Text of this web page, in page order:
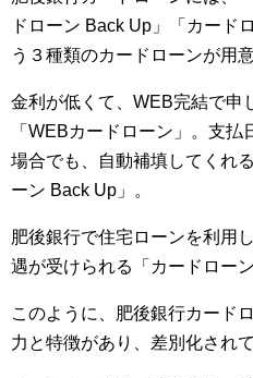
ドローン Back Up」「カード
う３種類のカードローンが用
金利が低くて、WEB完結で申
「WEBカードローン」。支
場合でも、自動補填してくれ
ーン Back Up」。
肥後銀行で住宅ローンを利用
遇が受けられる「カードロー
このように、肥後銀行カード
力と特徴があり、差別化されて